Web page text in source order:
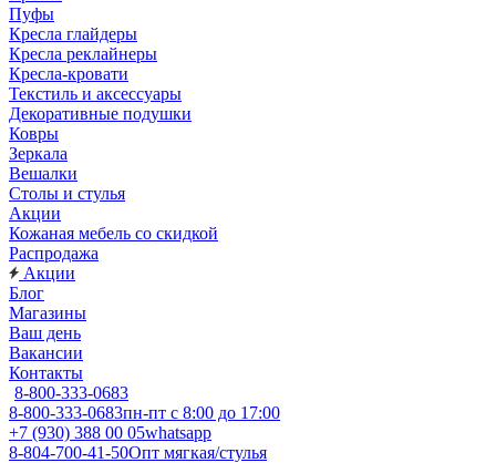
Пуфы
Кресла глайдеры
Кресла реклайнеры
Кресла-кровати
Текстиль и аксессуары
Декоративные подушки
Ковры
Зеркала
Вешалки
Столы и стулья
Акции
Кожаная мебель со скидкой
Распродажа
Акции
Блог
Магазины
Ваш день
Вакансии
Контакты
8-800-333-0683
8-800-333-0683пн-пт с 8:00 до 17:00
+7 (930) 388 00 05whatsapp
8-804-700-41-50Опт мягкая/стулья